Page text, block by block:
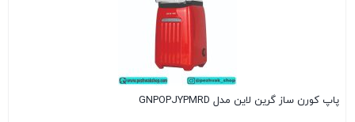
پاپ کورن ساز گرین لاین مدل GNPOPJYPMRD